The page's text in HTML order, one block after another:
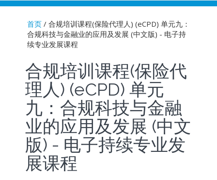
You are here
首页/ 合规培训课程(保险代理人) (eCPD) 单元九：
合规科技与金融业的应用及发展 (中文版) - 电子持
续专业发展课程
合规培训课程(保险代
理人) (eCPD) 单元
九：合规科技与金融
业的应用及发展 (中文
版) - 电子持续专业发
展课程